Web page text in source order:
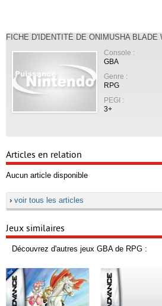
FICHE D'IDENTITÉ DE ONIMUSHA BLADE
Console :
GBA
Genre :
RPG
PEGI :
3+
Articles en relation
Aucun article disponible
› voir tous les articles
Jeux similaires
Découvrez d'autres jeux GBA de RPG :